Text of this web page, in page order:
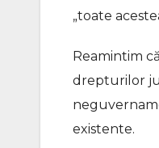
„toate
Reamintim
drepturilor
existente.